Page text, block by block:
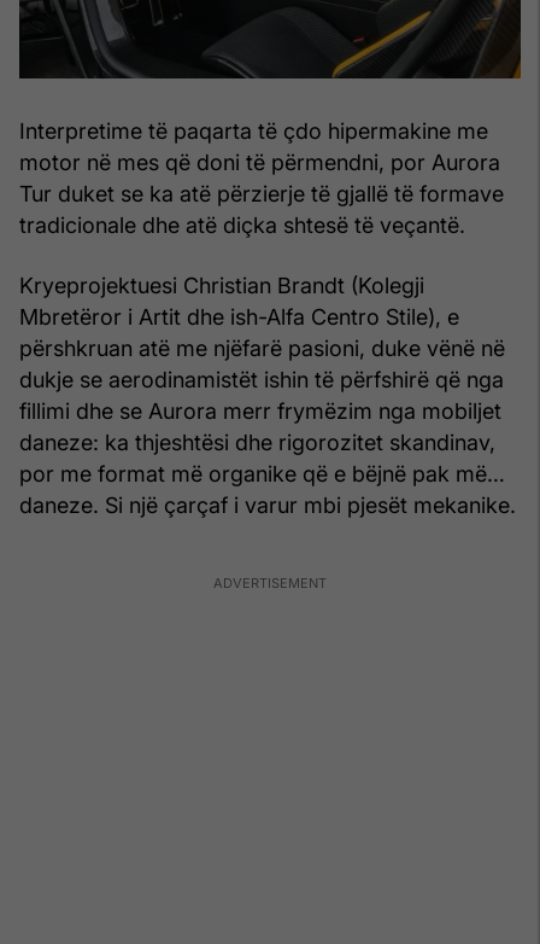
Interpretime të paqarta të çdo hipermakine me
motor në mes që doni të përmendni, por Aurora
Tur duket se ka atë përzierje të gjallë të formave
tradicionale dhe atë diçka shtesë të veçantë.
Kryeprojektuesi Christian Brandt (Kolegji
Mbretëror i Artit dhe ish-Alfa Centro Stile), e
përshkruan atë me njëfarë pasioni, duke vënë në
dukje se aerodinamistët ishin të përfshirë që nga
fillimi dhe se Aurora merr frymëzim nga mobiljet
daneze: ka thjeshtësi dhe rigorozitet skandinav,
por me format më organike që e bëjnë pak më…
daneze. Si një çarçaf i varur mbi pjesët mekanike.